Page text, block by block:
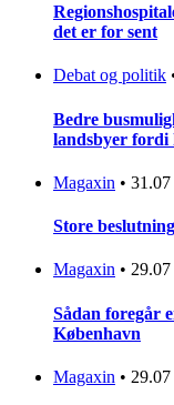
det er for sent
Debat og politik
Bedre
landsbyer fordi
Magaxin • 31.07
Store
Magaxin • 29.07
Sådan foregår
København
Magaxin • 29.07